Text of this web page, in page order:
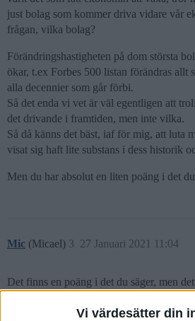
Vi värdesätter din
just bolag som kommer driva vidare vår
frågan, vilka bolag?
Förändringshastigheten på dom största
ökar, t.ex Forbes 500 listan förändras allt
alla decennier som går förbi.
Så det enda vi vet är väl egentligen att
det drivande i framtiden, men inte vilka.
Så då känns det bäst, iaf för mig, att luta
visat sig haft lite substans i dess historik
Men du har absolut en liten poäng i det
Mic (Micael) 27 Januari 2021 11:04
3
Det finns en poäng i det du säger, men
någonting. Man behöver nyansera det en